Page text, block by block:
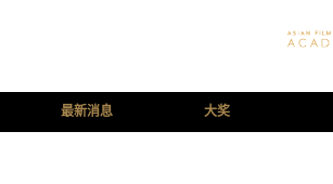
最新消息 大奖